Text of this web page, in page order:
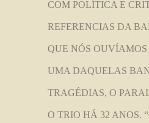
COM POLÍTICA E
REFERENCIAS DA
QUE NÓS
UMA DAQUELAS
TRAGÉDIAS, O
O TRIO HÁ 32 ANOS.